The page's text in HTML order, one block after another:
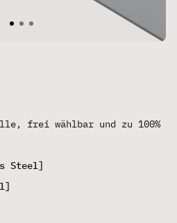
frei wählbar und zu 100%
Steel]